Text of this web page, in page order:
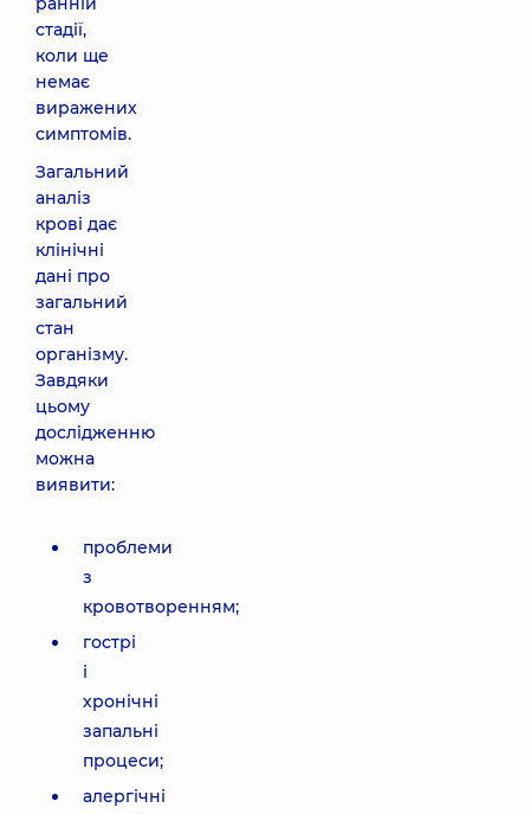
стадії,
коли ще
немає
виражених
симптомів.
Загальний
аналіз
крові дає
клінічні
дані про
загальний
стан
організму.
Завдяки
цьому
дослідженню
можна
виявити:
проблеми
з
кровотворенням;
гострі
і
хронічні
запальні
процеси;
алергічні